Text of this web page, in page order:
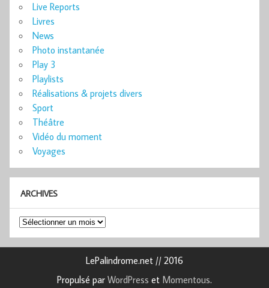
Live Reports
Livres
News
Photo instantanée
Play 3
Playlists
Réalisations & projets divers
Sport
Théâtre
Vidéo du moment
Voyages
ARCHIVES
Archives
LePalindrome.net // 2016
Propulsé par WordPress et Momentous.